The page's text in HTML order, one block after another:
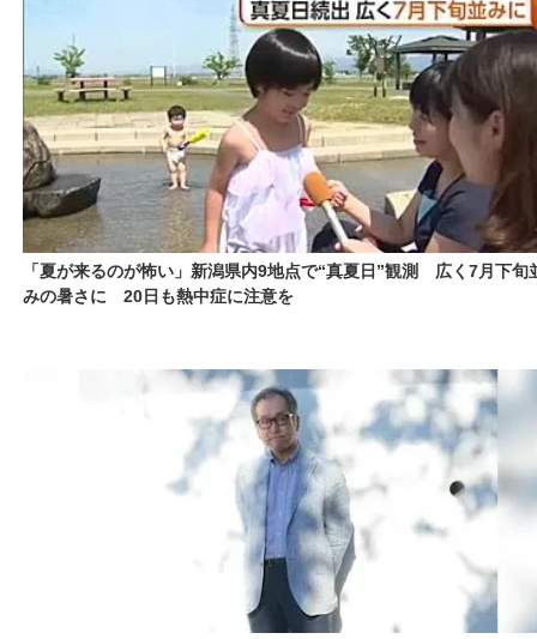
「夏が来るのが怖い」新潟県内9地点で“真夏日”観測 広く7月下旬
みの暑さに 20日も熱中症に注意を